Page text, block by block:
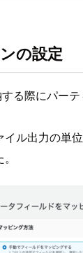
の設定
る際にパー
ル出力の単